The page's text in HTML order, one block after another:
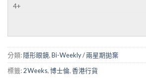
4+
分類:隱形眼鏡,Bi-Weekly / 兩星期拋棄
標籤:2 Weeks,博士倫,香港行貨